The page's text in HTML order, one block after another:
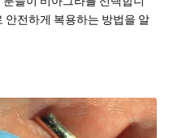
안전하게 복용하는 방법을 알